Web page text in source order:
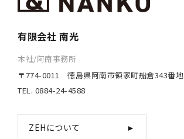
有限会社 南光
本社/阿南事務所
〒774-0011 徳島県阿南市領家町船倉343番地
TEL. 0884-24-4588
ZEHについて ►